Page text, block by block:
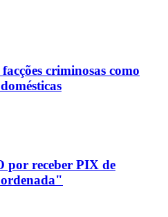
criminosas como
por receber PIX de